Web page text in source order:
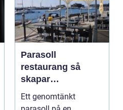
Parasoll
restaurang så
skapar
uteserveringen rätt
känsla året runt
Ett genomtänkt